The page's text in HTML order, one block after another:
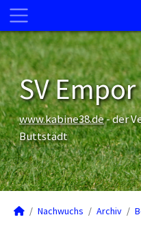
SV
www.kabine38.de- der
Buttstädt
Nachwuchs Archiv